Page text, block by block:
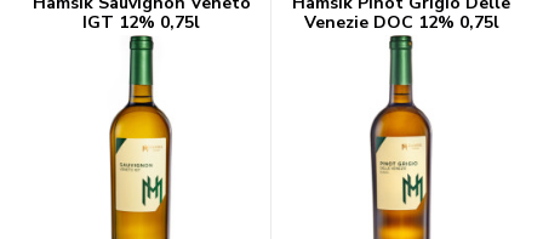
IGT 12% 0,75l
Venezie DOC 12% 0,75l